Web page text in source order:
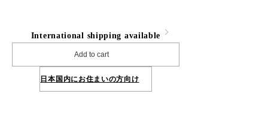
International shipping available
Add to cart
日本国内にお住まいの方向け